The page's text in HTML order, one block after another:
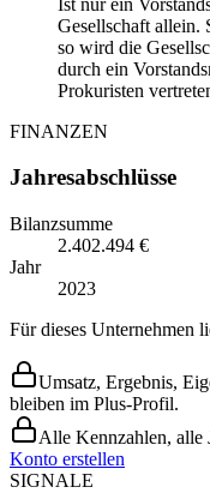
Gesellschaft allein.
so wird die
durch ein
Prokuristen
FINANZEN
Jahresabschlüsse
Bilanzsumme
2.402.494 €
Jahr
2023
Für dieses Unternehmen
Umsatz, Ergebnis,
bleiben im Plus-Profil.
Alle Kennzahlen,
Konto erstellen
SIGNALE